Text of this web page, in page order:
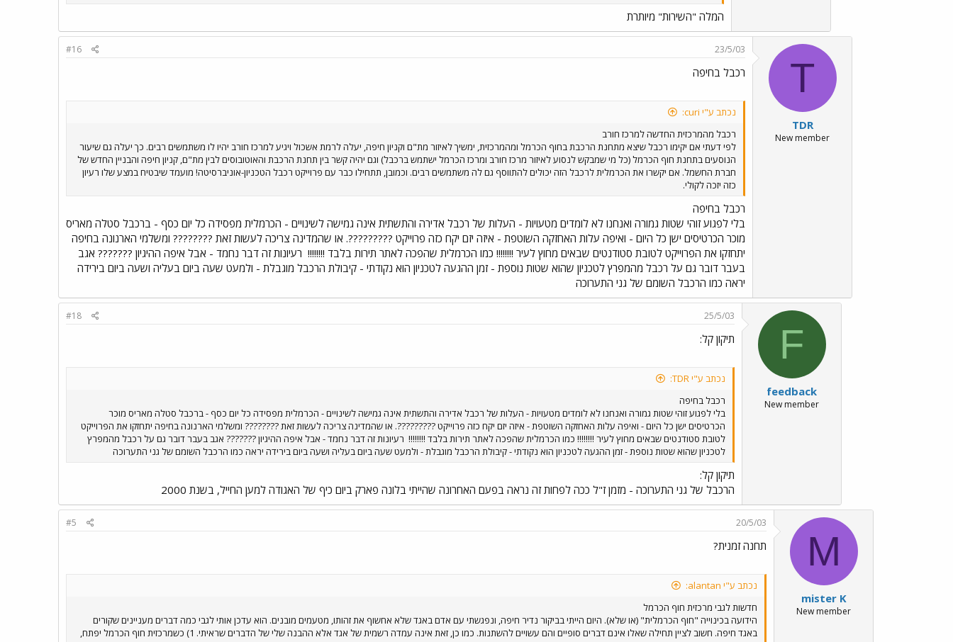
המלה "השירות" מיותרת
T
TDR
New member
23/5/03
#16
רכבל בחיפה
נכתב ע"י curi:
רכבל מהמרכזית החדשה למרכז חורב
לפי דעתי אם יקימו רכבל שיצא מתחנת הרכבת בחוף הכרמל ומהמרכזית, ימשיך לאיזור מת"ם וקניון חיפה, יעלה לרמת אשכול ויגיע למרכז חורב יהיו לו משתמשים רבים. כך יעלה גם שיעור
הנוסעים בתחנת חוף הכרמל (כל מי שמבקש לנסוע לאיזור מרכז חורב ומרכז הכרמל ישתמש ברכבל) וגם יהיה קשר בין תחנת הרכבת והאוטובוסים לבין מת"ם, קניון חיפה והבניין החדש של
חברת החשמל. אם יקשרו את הכרמלית לרכבל הזה יכולים להתווסף גם לה משתמשים רבים. וכמובן, תתחילו כבר עם פרוייקט רכבל הטכניון-אוניברסיטה! מועמד שיבטיח במצע שלו רעיון
כזה יזכה לקולי.
רכבל בחיפה
בלי לפגוע זוהי שטות גמורה ואנחנו לא לומדים מטעויות - העלות של רכבל אדירה והתשתית אינה גמישה לשינויים - הכרמלית מפסידה כל יום כסף - ברכבל סטלה מאריס
מוכר הכרטיסים ישן כל היום - ואיפה עלות האחזקה השוטפת - איזה יזם יקח כזה פרוייקט ?????????. או שהמדינה צריכה לעשות זאת ???????? ומשלמי הארנונה בחיפה
יתחזקו את הפרוייקט לטובת סטודנטים שבאים מחוץ לעיר !!!!!!!! כמו הכרמלית שהפכה לאתר תירות בלבד !!!!!!!! רעיונות זה דבר נחמד - אבל איפה ההיגיון ??????? אגב
בעבר דובר גם על רכבל מהמפרץ לטכניון שהוא שטות נוספת - זמן ההגעה לטכניון הוא נקודתי - קיבולת הרכבל מוגבלת - ולמעט שעה ביום בעליה ושעה ביום בירידה
יראה כמו הרכבל השומם של גני התערוכה
F
feedback
New member
25/5/03
#18
תיקון קל:
נכתב ע"י TDR:
רכבל בחיפה
בלי לפגוע זוהי שטות גמורה ואנחנו לא לומדים מטעויות - העלות של רכבל אדירה והתשתית אינה גמישה לשינויים - הכרמלית מפסידה כל יום כסף - ברכבל סטלה מאריס מוכר
הכרטיסים ישן כל היום - ואיפה עלות האחזקה השוטפת - איזה יזם יקח כזה פרוייקט ?????????. או שהמדינה צריכה לעשות זאת ???????? ומשלמי הארנונה בחיפה יתחזקו את הפרוייקט
לטובת סטודנטים שבאים מחוץ לעיר !!!!!!!! כמו הכרמלית שהפכה לאתר תירות בלבד !!!!!!!! רעיונות זה דבר נחמד - אבל איפה ההיגיון ??????? אגב בעבר דובר גם על רכבל מהמפרץ
לטכניון שהוא שטות נוספת - זמן ההגעה לטכניון הוא נקודתי - קיבולת הרכבל מוגבלת - ולמעט שעה ביום בעליה ושעה ביום בירידה יראה כמו הרכבל השומם של גני התערוכה
תיקון קל:
הרכבל של גני התערוכה - מזמן ז"ל ככה לפחות זה נראה בפעם האחרונה שהייתי בלונה פארק ביום כיף של האגודה למען החייל, בשנת 2000
M
mister K
New member
20/5/03
#5
תחנה זמנית?
נכתב ע"י alantan:
חדשות לגבי מרכזית חוף הכרמל
הידועה בכינוייה "חוף הכרמלית" (או שלא). היום הייתי בביקור נדיר חיפה, ונפגשתי עם אדם באגד שלא אחשוף את זהותו, מטעמים מובנים. הוא עדכן אותי לגבי כמה דברים מעניינים שקורים
באגד חיפה. חשוב לציין תחילה שאלו אינם דברים סופיים והם עשויים להשתנות. כמו כן, זאת אינה עמדה רשמית של אגד אלא ההבנה שלי של הדברים שראיתי. 1) כשמרכזית חוף הכרמל יפתח,